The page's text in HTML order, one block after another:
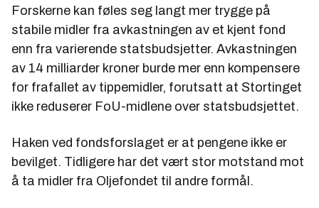
Forskerne kan føles seg langt mer trygge på
stabile midler fra avkastningen av et kjent fond
enn fra varierende statsbudsjetter. Avkastningen
av 14 milliarder kroner burde mer enn kompensere
for frafallet av tippemidler, forutsatt at Stortinget
ikke reduserer FoU-midlene over statsbudsjettet.
Haken ved fondsforslaget er at pengene ikke er
bevilget. Tidligere har det vært stor motstand mot
å ta midler fra Oljefondet til andre formål.